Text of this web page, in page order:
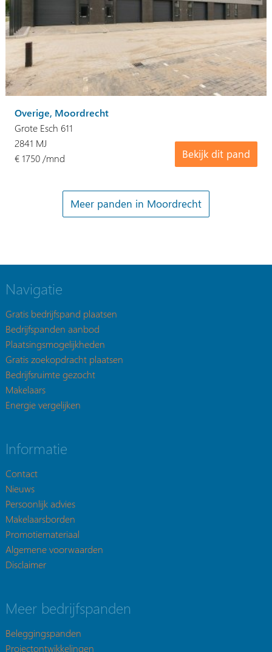
Overige, Moordrecht
Grote Esch 611
Bekijk dit pand
2841 MJ
€ 1750 /mnd
Meer panden in Moordrecht
Navigatie
Gratis bedrijfspand plaatsen
Bedrijfspanden aanbod
Plaatsingsmogelijkheden
Gratis zoekopdracht plaatsen
Bedrijfsruimte gezocht
Makelaars
Energie vergelijken
Informatie
Contact
Nieuws
Persoonlijk advies
Makelaarsborden
Promotiemateriaal
Algemene voorwaarden
Disclaimer
Meer bedrijfspanden
Beleggingspanden
Projectontwikkelingen